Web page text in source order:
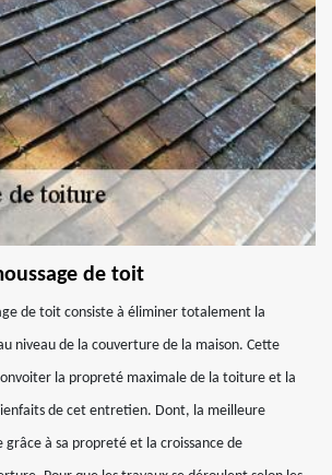
de toit
de toit consiste à éliminer totalement la
niveau de la couverture de la maison. Cette
la propreté maximale de la toiture et la
de cet entretien. Dont, la meilleure
à sa propreté et la croissance de